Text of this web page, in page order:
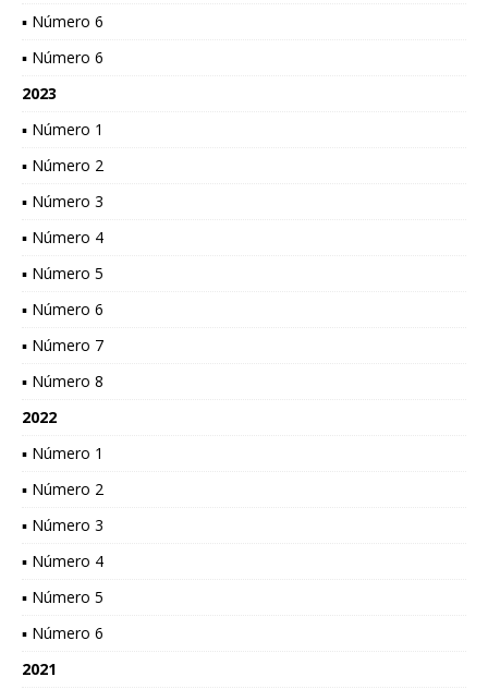
▪ Número 6
▪ Número 6
2023
▪ Número 1
▪ Número 2
▪ Número 3
▪ Número 4
▪ Número 5
▪ Número 6
▪ Número 7
▪ Número 8
2022
▪ Número 1
▪ Número 2
▪ Número 3
▪ Número 4
▪ Número 5
▪ Número 6
2021